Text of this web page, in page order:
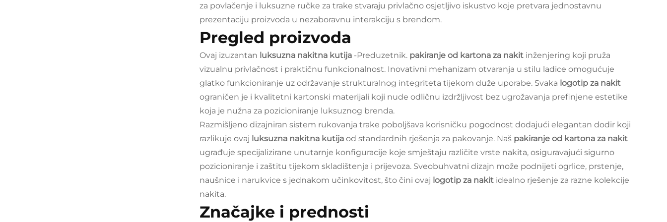
za povlačenje i luksuzne ručke za trake stvaraju privlačno osjetljivo iskustvo koje pretvara jednostavnu
prezentaciju proizvoda u nezaboravnu interakciju s brendom.
Pregled proizvoda
Ovaj izuzantan luksuzna nakitna kutija -Preduzetnik. pakiranje od kartona za nakit inženjering koji pruža
vizualnu privlačnost i praktičnu funkcionalnost. Inovativni mehanizam otvaranja u stilu ladice omogućuje
glatko funkcioniranje uz održavanje strukturalnog integriteta tijekom duže uporabe. Svaka logotip za nakit
ograničen je i kvalitetni kartonski materijali koji nude odličnu izdržljivost bez ugrožavanja prefinjene estetike
koja je nužna za pozicioniranje luksuznog brenda.
Razmišljeno dizajniran sistem rukovanja trake poboljšava korisničku pogodnost dodajući elegantan dodir koji
razlikuje ovaj luksuzna nakitna kutija od standardnih rješenja za pakovanje. Naš pakiranje od kartona za nakit
ugrađuje specijalizirane unutarnje konfiguracije koje smještaju različite vrste nakita, osiguravajući sigurno
pozicioniranje i zaštitu tijekom skladištenja i prijevoza. Sveobuhvatni dizajn može podnijeti ogrlice, prstenje,
naušnice i narukvice s jednakom učinkovitost, što čini ovaj logotip za nakit idealno rješenje za razne kolekcije
nakita.
Značajke i prednosti